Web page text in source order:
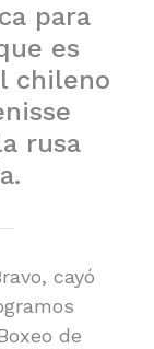
para
es
chileno
rusa
cayó
de